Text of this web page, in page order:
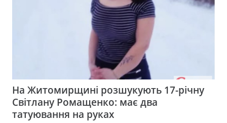
На Житомирщині розшукують 17-річну
Світлану Ромащенко: має два
татуювання на руках